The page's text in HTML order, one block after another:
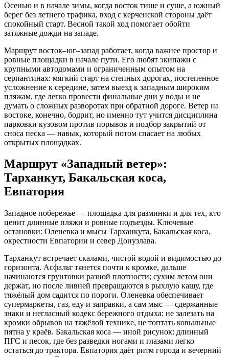
Осенью и в начале зимы, когда восток тише и суше, а южный
берег без летнего трафика, вход с керченской стороны даёт
спокойный старт. Весной такой ход помогает обойти
затяжные дожди на западе.
Маршрут восток–юг–запад работает, когда важнее простор и
ровные площадки в начале пути. Его любят экипажи с
крупными автодомами и ограниченным опытом на
серпантинах: мягкий старт на степных дорогах, постепенное
усложнение к середине, затем выезд к западным широким
пляжам, где легко провести финальные дни у воды и не
думать о сложных разворотах при обратной дороге. Ветер на
востоке, конечно, бодрит, но именно тут учится дисциплина
парковки кузовом против порывов и подбор закрытий от
сноса песка — навык, который потом спасает на любых
открытых площадках.
Маршрут «Западный ветер»:
Тарханкут, Бакальская коса,
Евпатория
Западное побережье — площадка для разминки и для тех, кто
ценит длинные пляжи и ровные подъезды. Ключевые
остановки: Оленевка и мысы Тарханкута, Бакальская коса,
окрестности Евпатории и север Донузлава.
Тарханкут встречает скалами, чистой водой и видимостью до
горизонта. Асфальт тянется почти к кромке, дальше
начинаются грунтовки разной плотности; сухим летом они
держат, но после ливней превращаются в рыхлую кашу, где
тяжёлый дом садится по пороги. Оленевка обеспечивает
супермаркеты, газ, еду и заправки, а сам мыс — сдержанные
знаки и негласный кодекс бережного отдыха: не залезать на
кромки обрывов на тяжёлой технике, не топтать ковыльные
пятна у краёв. Бакальская коса — иной рисунок: длинный
ПГС и песок, где без разведки ногами и глазами легко
остаться до трактора. Евпатория даёт ритм города и вечерний